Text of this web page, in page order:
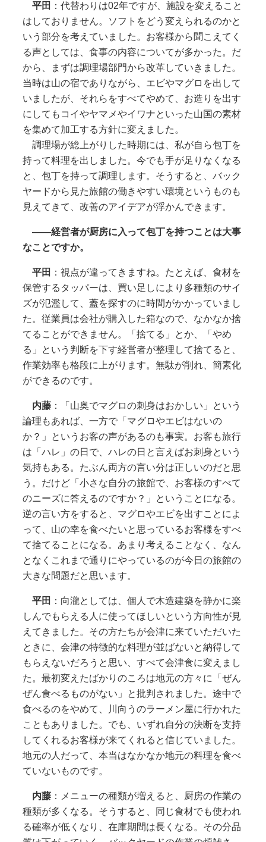
平田 ：代替わりは02年ですが、施設を変えること
はしておりません。ソフトをどう変えられるのかと
いう部分を考えていました。お客様から聞こえてく
る声としては、食事の内容についてが多かった。だ
から、まずは調理場部門から改革していきました。
当時は山の宿でありながら、エビやマグロを出して
いましたが、それらをすべてやめて、お造りを出す
にしてもコイやヤマメやイワナといった山国の素材
を集めて加工する方針に変えました。
調理場が総上がりした時期には、私が自ら包丁を
持って料理を出しました。今でも手が足りなくなる
と、包丁を持って調理します。そうすると、バック
ヤードから見た旅館の働きやすい環境というものも
見えてきて、改善のアイデアが浮かんできます。
――経営者が厨房に入って包丁を持つことは大事
なことですか。
平田 ：視点が違ってきますね。たとえば、食材を
保管するタッパーは、買い足しにより多種類のサイ
ズが氾濫して、蓋を探すのに時間がかかっていまし
た。従業員は会社が購入した箱なので、なかなか捨
てることができません。「捨てる」とか、「やめ
る」という判断を下す経営者が整理して捨てると、
作業効率も格段に上がります。無駄が削れ、簡素化
ができるのです。
内藤：「山奥でマグロの刺身はおかしい」という
論理もあれば、一方で「マグロやエビはないの
か？」というお客の声があるのも事実。お客も旅行
は「ハレ」の日で、ハレの日と言えばお刺身という
気持もある。たぶん両方の言い分は正しいのだと思
う。だけど「小さな自分の旅館で、お客様のすべて
のニーズに答えるのですか？」ということになる。
逆の言い方をすると、マグロやエビを出すことによ
って、山の幸を食べたいと思っているお客様をすべ
て捨てることになる。あまり考えることなく、なん
となくこれまで通りにやっているのが今日の旅館の
大きな問題だと思います。
平田 ：向瀧としては、個人で木造建築を静かに楽
しんでもらえる人に使ってほしいという方向性が見
えてきました。その方たちが会津に来ていただいた
ときに、会津の特徴的な料理が並ばないと納得して
もらえないだろうと思い、すべて会津食に変えまし
た。最初変えたばかりのころは地元の方々に「ぜん
ぜん食べるものがない」と批判されました。途中で
食べるのをやめて、川向うのラーメン屋に行かれた
こともありました。でも、いずれ自分の決断を支持
してくれるお客様が来てくれると信じていました。
地元の人だって、本当はなかなか地元の料理を食べ
ていないものです。
内藤：メニューの種類が増えると、厨房の作業の
種類が多くなる。そうすると、同じ食材でも使われ
る確率が低くなり、在庫期間は長くなる。その分品